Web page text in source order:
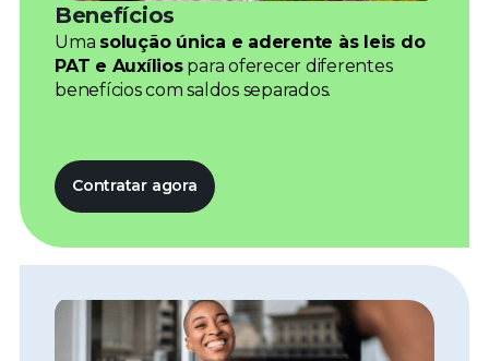
Benefícios
Uma solução única e aderente às leis do
PAT e Auxíliospara oferecer diferentes
benefícios com saldos separados.
Contratar agora